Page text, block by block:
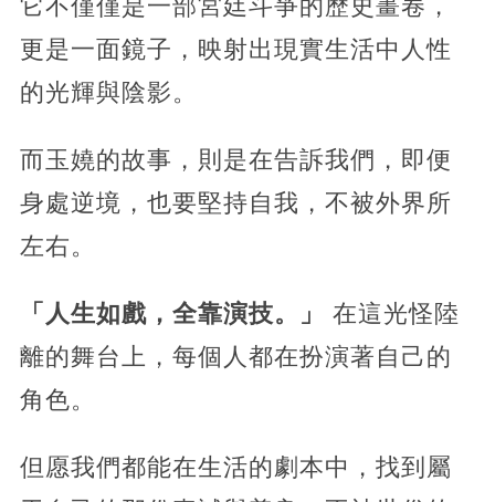
它不僅僅是一部宮廷斗爭的歷史畫卷，
更是一面鏡子，映射出現實生活中人性
的光輝與陰影。
而玉嬈的故事，則是在告訴我們，即便
身處逆境，也要堅持自我，不被外界所
左右。
「人生如戲，全靠演技。」
在這光怪陸
離的舞台上，每個人都在扮演著自己的
角色。
但愿我們都能在生活的劇本中，找到屬